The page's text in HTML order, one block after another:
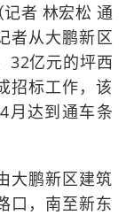
者 林宏松 通
者从大鹏新区
32亿元的坪西
招标工作，该
月达到通车条
大鹏新区建筑
口，南至新东